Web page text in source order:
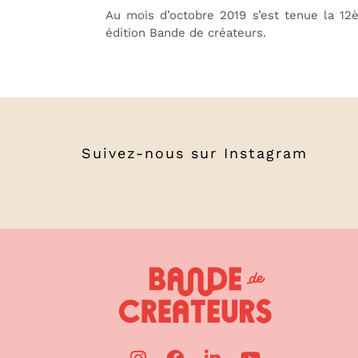
Au mois d’octobre 2019 s’est tenue la
édition Bande de créateurs.
Suivez-nous sur Instagram